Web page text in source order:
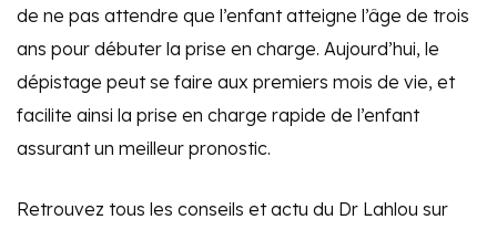
de ne pas attendre que l’enfant atteigne l’âge de trois
ans pour débuter la prise en charge. Aujourd’hui, le
dépistage peut se faire aux premiers mois de vie, et
facilite ainsi la prise en charge rapide de l’enfant
assurant un meilleur pronostic.
Retrouvez tous les conseils et actu du Dr Lahlou sur